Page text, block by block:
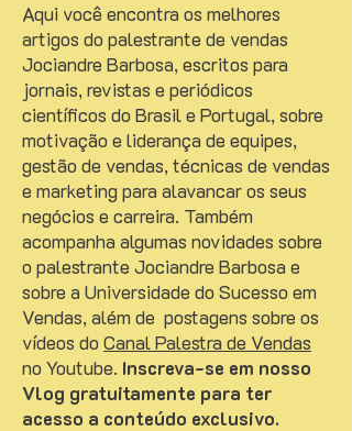
Aqui você encontra os melhores
artigos do palestrante de vendas
Jociandre Barbosa, escritos para
jornais, revistas e periódicos
científicos do Brasil e Portugal, sobre
motivação e liderança de equipes,
gestão de vendas, técnicas de vendas
e marketing para alavancar os seus
negócios e carreira. Também
acompanha algumas novidades sobre
o palestrante Jociandre Barbosa e
sobre a Universidade do Sucesso em
Vendas, além de postagens sobre os
vídeos do Canal Palestra de Vendas
no Youtube. Inscreva-se em nosso
Vlog gratuitamente para ter
acesso a conteúdo exclusivo.